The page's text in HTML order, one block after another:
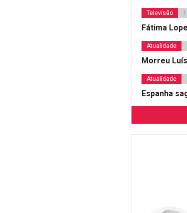
Televisão
Fátima
Atualidade
Morreu
Atualidade
Espanha